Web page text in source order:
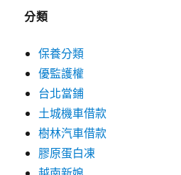
分類
保養分類
優監護權
台北當鋪
土城機車借款
樹林汽車借款
膠原蛋白凍